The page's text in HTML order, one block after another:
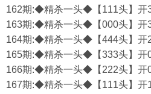
162期:◆精杀一头◆【111头】开
163期:◆精杀一头◆【000头】开
164期:◆精杀一头◆【444头】开
165期:◆精杀一头◆【333头】开
166期:◆精杀一头◆【222头】开
167期:◆精杀一头◆【111头】开